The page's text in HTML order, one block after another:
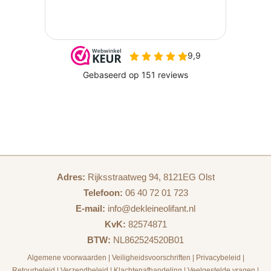
Adres: Rijksstraatweg 94, 8121EG Olst
Telefoon: 06 40 72 01 723
E-mail: info@dekleineolifant.nl
KvK: 82574871
BTW: NL862524520B01
Algemene voorwaarden Veiligheidsvoorschriften Privacybeleid